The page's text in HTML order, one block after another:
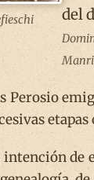
del
Perosio
intención de